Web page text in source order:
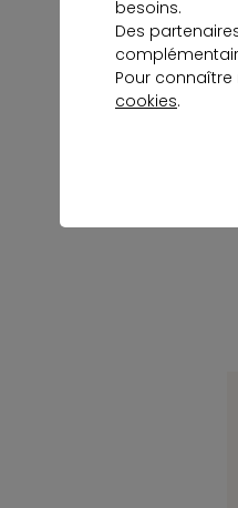
besoins.
Des
Pour
cookies.